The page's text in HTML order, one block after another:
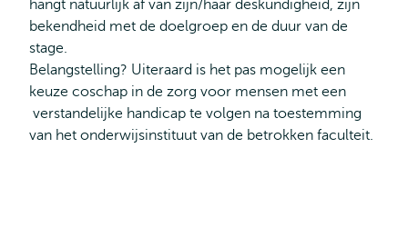
hangt natuurlijk af van zijn/haar deskundigheid, zijn
bekendheid met de doelgroep en de duur van de
stage.
Belangstelling? Uiteraard is het pas mogelijk een
keuze coschap in de zorg voor mensen met een
verstandelijke handicap te volgen na toestemming
van het onderwijsinstituut van de betrokken faculteit.